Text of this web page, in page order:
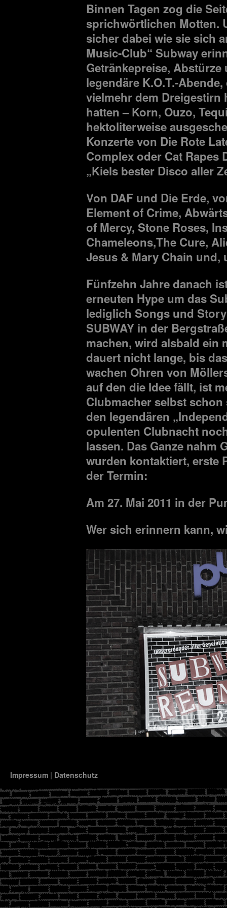
Binnen Tagen zog die
sprichwörtlichen Motten.
sicher dabei wie sie sich
Music-Club“ Subway
Getränkepreise,
legendäre K.O.T.-
vielmehr dem
hatten – Korn, Ouzo,
hektoliterweise
Konzerte von Die Rote
Complex oder Cat
„Kiels bester Disco aller
Von DAF und Die Erde,
Element of Crime,
of Mercy, Stone Roses,
Chameleons,The Cure,
Jesus & Mary Chain
Fünfzehn Jahre danach
erneuten Hype um das
lediglich Songs und
SUBWAY in der
machen, wird alsbald ein
dauert nicht lange, bis
wachen Ohren von
auf den die Idee fällt, ist
Clubmacher selbst
den legendären
opulenten Clubnacht
lassen. Das Ganze nahm
wurden kontaktiert, erste
der Termin:
Am 27. Mai 2011 in der
Wer sich erinnern kann,
Impressum | Datenschutz